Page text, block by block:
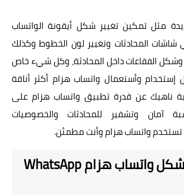
مثل تمكين تغيير شكل أيقونة الواتساب
المحادثات وتغيير لون الخطوط وكذلك
الفقاعات داخل المحادثة، وكل شيء خاص
إستخدام وأستعمال واتساب هزام أكثر أناقة
ناهيك عن قدرة تطبيق واتساب هزام على
آمان وتشفير للمحادثات والخصوصيات
واتساب هزام وأنت مطمئن.
كيف يبدو شكل واتساب هزام WhatsApp